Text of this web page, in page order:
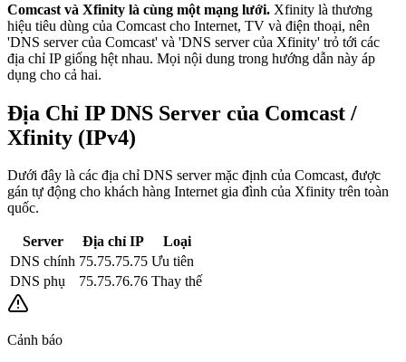
Comcast và Xfinity là cùng một mạng lưới. Xfinity là thương
hiệu tiêu dùng của Comcast cho Internet, TV và điện thoại, nên
'DNS server của Comcast' và 'DNS server của Xfinity' trỏ tới các
địa chỉ IP giống hệt nhau. Mọi nội dung trong hướng dẫn này áp
dụng cho cả hai.
Địa Chỉ IP DNS Server của Comcast /
Xfinity (IPv4)
Dưới đây là các địa chỉ DNS server mặc định của Comcast, được
gán tự động cho khách hàng Internet gia đình của Xfinity trên toàn
quốc.
Server Địa chỉ IP
Loại
DNS chính 75.75.75.75 Ưu tiên
DNS phụ
75.75.76.76 Thay thế
Cảnh báo